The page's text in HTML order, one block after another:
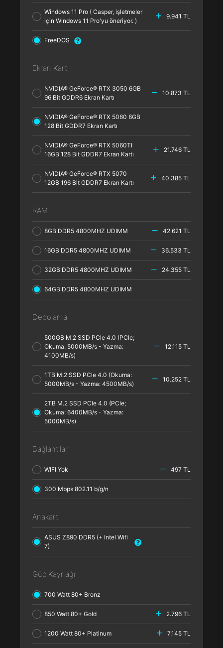
Windows 11 Pro ( Casper, işletmeler
için Windows 11 Pro'yu öneriyor. )
9.941 TL
FreeDOS
Ekran Kartı
NVIDIA® GeForce® RTX 3050 6GB
96 Bit GDDR6 Ekran Kartı
10.873 TL
NVIDIA® GeForce® RTX 5060 8GB
128 Bit GDDR7 Ekran Kartı
NVIDIA® GeForce® RTX 5060TI
16GB 128 Bit GDDR7 Ekran Kartı
21.746 TL
NVIDIA® GeForce® RTX 5070
12GB 196 Bit GDDR7 Ekran Kartı
40.385 TL
RAM
8GB DDR5 4800MHZ UDIMM 42.621 TL
16GB DDR5 4800MHZ UDIMM 36.533 TL
32GB DDR5 4800MHZ UDIMM 24.355 TL
64GB DDR5 4800MHZ UDIMM
Depolama
500GB M.2 SSD PCle 4.0 (PCle;
Okuma: 5000MB/s - Yazma:
4100MB/s)
12.115 TL
1TB M.2 SSD PCle 4.0 (Okuma:
5000MB/s - Yazma: 4500MB/s)
10.252 TL
2TB M.2 SSD PCle 4.0 (PCle;
Okuma: 6400MB/s - Yazma:
5000MB/s)
Bağlantılar
WIFI Yok 497 TL
300 Mbps 802.11 b/g/n
Anakart
ASUS Z890 DDR5 (+ Intel Wifi
7)
Güç Kaynağı
700 Watt 80+ Bronz
850 Watt 80+ Gold 2.796 TL
1200 Watt 80+ Platinum 7.145 TL